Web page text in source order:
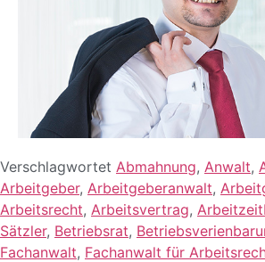
Verschlagwortet Abmahnung, Anwalt,
Arbeitgeber, Arbeitgeberanwalt,
Arbeitsrecht, Arbeitsvertrag,
Sätzler, Betriebsrat,
Fachanwalt, Fachanwalt für